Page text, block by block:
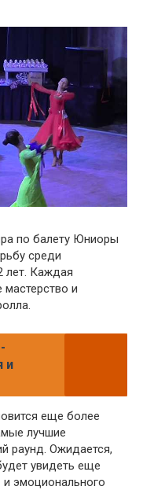
по балету Юниоры
среди
лет. Каждая
мастерство и
и
еще более
лучшие
раунд. Ожидается,
увидеть еще
эмоционального